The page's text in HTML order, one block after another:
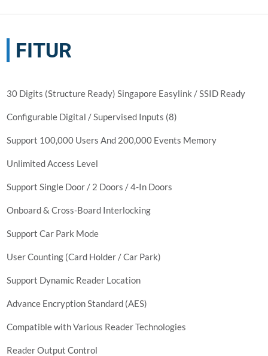
FITUR
30 Digits (Structure Ready) Singapore Easylink / SSID Ready
Configurable Digital / Supervised Inputs (8)
Support 100,000 Users And 200,000 Events Memory
Unlimited Access Level
Support Single Door / 2 Doors / 4-In Doors
Onboard & Cross-Board Interlocking
Support Car Park Mode
User Counting (Card Holder / Car Park)
Support Dynamic Reader Location
Advance Encryption Standard (AES)
Compatible with Various Reader Technologies
Reader Output Control